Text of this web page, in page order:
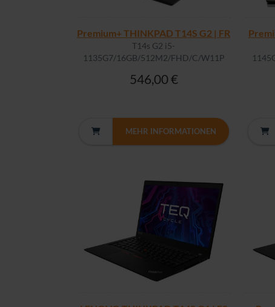
Premium+ THINKPAD T14S G2 | FR
T14s G2 i5-
1135G7/16GB/512M2/FHD/C/W11P
546,00 €
MEHR INFORMATIONEN